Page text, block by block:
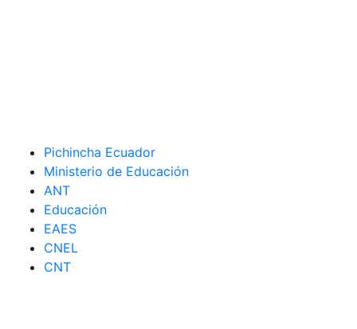
Pichincha Ecuador
Ministerio de Educación
ANT
Educación
EAES
CNEL
CNT